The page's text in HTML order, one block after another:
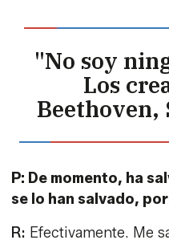
P: De momento, ha
se lo han salvado,
Efectivamente. Me
vida. Ha sido una
julio de hace ahora dos
y eso me ha hecho
del amor del alma, que